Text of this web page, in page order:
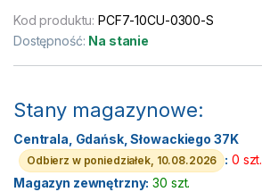
Kod produktu:PCF7-10CU-0300-S
Dostępność: Na stanie
Stany magazynowe:
Centrala, Gdańsk, Słowackiego 37K
Odbierz w poniedziałek, 10.08.2026 : 0 szt.
Magazyn zewnętrzny: 30 szt.